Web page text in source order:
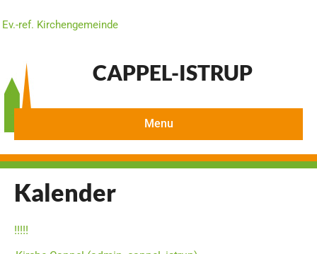
Ev.-ref. Kirchengemeinde
CAPPEL-ISTRUP
Menu
Kalender
!!!!!